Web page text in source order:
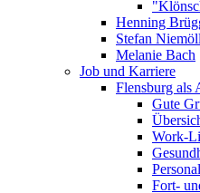
Henning
Stefan
Melanie Bach
Job und Karriere
Flensburg als
Gute
Work-
Fort-